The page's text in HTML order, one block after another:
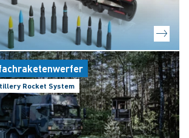
Rocket System